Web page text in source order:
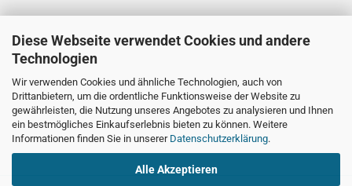
Diese Webseite verwendet Cookies und andere
Technologien
Wir verwenden Cookies und ähnliche Technologien, auch von
Drittanbietern, um die ordentliche Funktionsweise der Website zu
gewährleisten, die Nutzung unseres Angebotes zu analysieren und Ihnen
ein bestmögliches Einkaufserlebnis bieten zu können. Weitere
Informationen finden Sie in unserer Datenschutzerklärung.
Alle Akzeptieren